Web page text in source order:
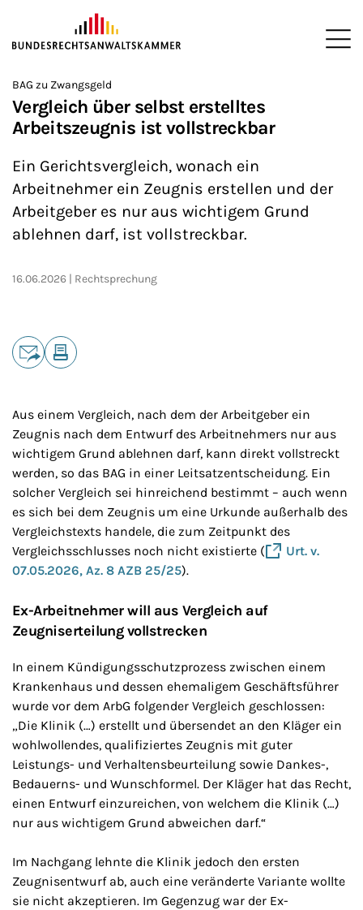
ZUM HAUPTINHALT SPRINGEN
Sie befinden sich hier:
>
Startseite
>
Newsroom
BAG zu Zwangsgeld
Vergleich über selbst erstelltes
Arbeitszeugnis ist vollstreckbar
Ein Gerichtsvergleich, wonach ein
Arbeitnehmer ein Zeugnis erstellen und der
Arbeitgeber es nur aus wichtigem Grund
ablehnen darf, ist vollstreckbar.
16.06.2026 Rechtsprechung
Teilen
Aus einem Vergleich, nach dem der Arbeitgeber ein
Zeugnis nach dem Entwurf des Arbeitnehmers nur aus
wichtigem Grund ablehnen darf, kann direkt vollstreckt
werden, so das BAG in einer Leitsatzentscheidung. Ein
solcher Vergleich sei hinreichend bestimmt – auch wenn
es sich bei dem Zeugnis um eine Urkunde außerhalb des
Vergleichstexts handele, die zum Zeitpunkt des
Vergleichsschlusses noch nicht existierte (
Urt. v.
07.05.2026, Az. 8 AZB 25/25).
Ex-Arbeitnehmer will aus Vergleich auf
Zeugniserteilung vollstrecken
In einem Kündigungsschutzprozess zwischen einem
Krankenhaus und dessen ehemaligem Geschäftsführer
wurde vor dem ArbG folgender Vergleich geschlossen:
„Die Klinik (…) erstellt und übersendet an den Kläger ein
wohlwollendes, qualifiziertes Zeugnis mit guter
Leistungs- und Verhaltensbeurteilung sowie Dankes-,
Bedauerns- und Wunschformel. Der Kläger hat das Recht,
einen Entwurf einzureichen, von welchem die Klinik (…)
nur aus wichtigem Grund abweichen darf.“
Im Nachgang lehnte die Klinik jedoch den ersten
Zeugnisentwurf ab, auch eine veränderte Variante wollte
sie nicht akzeptieren. Im Gegenzug war der Ex-